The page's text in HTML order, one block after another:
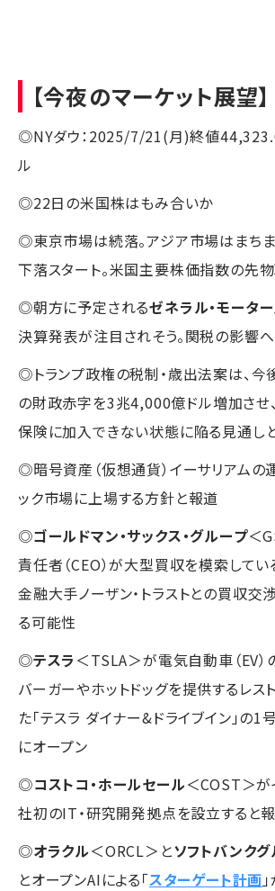
【今夜のマーケット展望】
◎NYダウ：2025/7/21(月)終値
ル
◎22日の米国株はもみ合いか
◎東京市場は続落。アジア市場はまち
下落スタート。米国主要株価指数の先
◎朝方に予定されるゼネラル・モータ
決算発表が注目されそう。関税の影響
◎トランプ政権の税制・歳出法案は、
の財政赤字を3兆4,000億ドル増加させ
保険に加入できない状態に陥る見通し
◎暗号資産（仮想通貨）イーサリアム
ック市場に上場する方針と報道
◎ゴールドマン・サックス・グループ＜
責任者（CEO）が大型買収を模索してい
金融大手ノーザン・トラストとの買収
る可能性
◎テスラ ＜TSLA＞が電気自動車（EV
バーガーやホットドッグを提供するレス
た「テスラ ダイナー&ドライブイン」の1
にオープン
◎コストコ・ホールセール＜COST＞が
社初のIT・研究開発拠点を設立すると
◎オラクル＜ORCL＞とソフトバンク
とオープンAIによる「スターゲート計画